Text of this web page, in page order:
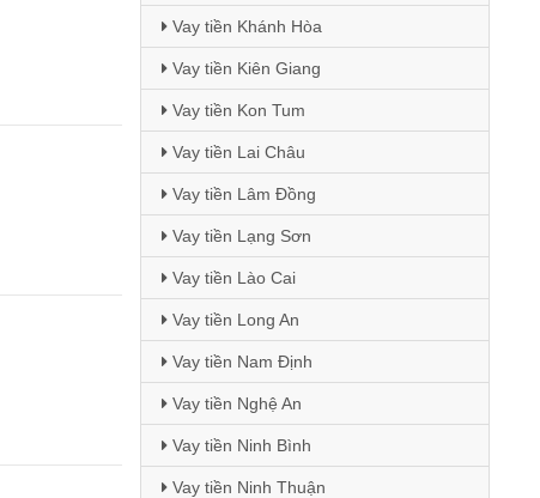
Vay tiền Khánh Hòa
Vay tiền Kiên Giang
Vay tiền Kon Tum
Vay tiền Lai Châu
Vay tiền Lâm Đồng
Vay tiền Lạng Sơn
Vay tiền Lào Cai
Vay tiền Long An
Vay tiền Nam Định
Vay tiền Nghệ An
Vay tiền Ninh Bình
Vay tiền Ninh Thuận